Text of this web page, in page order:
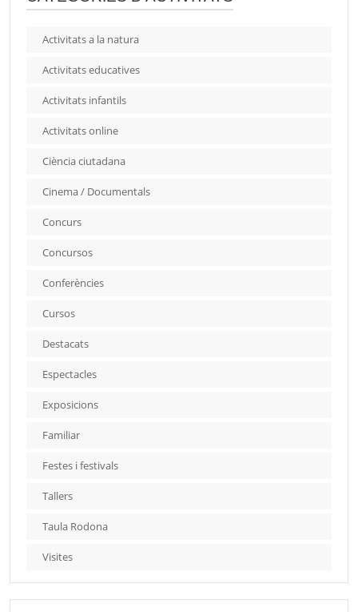
Activitats a la natura
Activitats educatives
Activitats infantils
Activitats online
Ciència ciutadana
Cinema / Documentals
Concurs
Concursos
Conferències
Cursos
Destacats
Espectacles
Exposicions
Familiar
Festes i festivals
Tallers
Taula Rodona
Visites